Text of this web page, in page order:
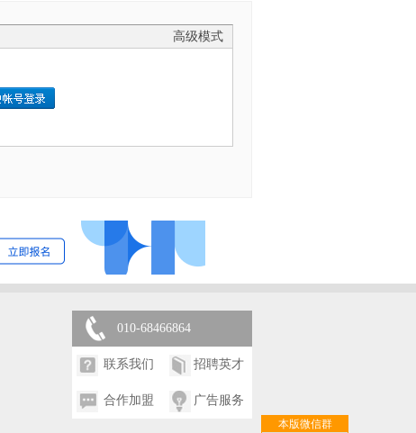
高级模式
本版微信群
010-68466864
联系我们 招聘英才
合作加盟 广告服务